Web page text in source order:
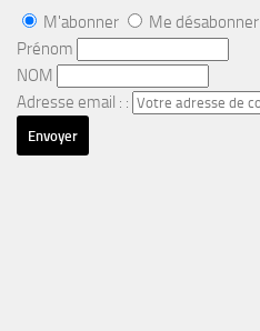
M'abonner
Me désabonner
Prénom
NOM
Adresse email : :